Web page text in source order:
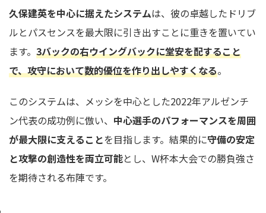
久保建英を中心に据えたシステムは、彼の卓越したドリブ
ルとパスセンスを最大限に引き出すことに重きを置いてい
ます。 3バックの右ウイングバックに堂安を配すること
で、攻守において数的優位を作り出しやすくなる。
このシステムは、メッシを中心とした2022年アルゼンチ
ン代表の成功例に倣い、 中心選手のパフォーマンスを周囲
が最大限に支えることを目指します。結果的に守備の安定
と攻撃の創造性を両立可能とし、W杯本大会での勝負強さ
を期待される布陣です。